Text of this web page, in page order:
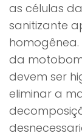
as células
sanitizante
da
devem ser
eliminar a